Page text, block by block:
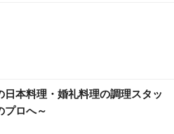
本料理・婚礼料理の調理スタッ
プロへ～